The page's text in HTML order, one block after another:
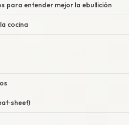
para entender mejor la ebullición
cocina